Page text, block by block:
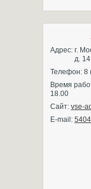
Адрес: г.
д.
Телефон: 8
Время
18.00
Сайт: vse-
E-mail: